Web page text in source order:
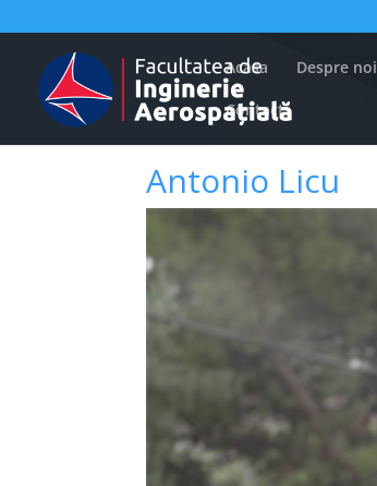
Acasa Despre noi
Contact
Antonio Licu